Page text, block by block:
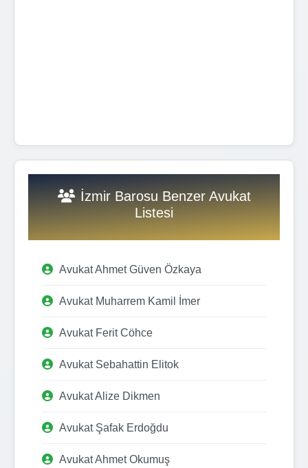
İzmir Barosu Benzer Avukat
Listesi
Avukat Ahmet Güven Özkaya
Avukat Muharrem Kamil İmer
Avukat Ferit Cöhce
Avukat Sebahattin Elitok
Avukat Alize Dikmen
Avukat Şafak Erdoğdu
Avukat Ahmet Okumuş